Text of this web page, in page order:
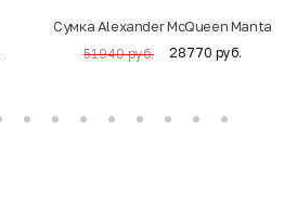
Cумка Alexander McQueen Manta
51940 руб. 28770 руб.